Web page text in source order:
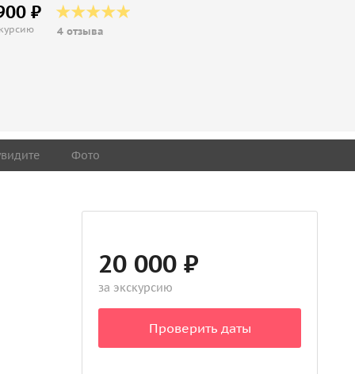
₽
4 отзыва
Фото
20 000 ₽
за экскурсию
Проверить даты